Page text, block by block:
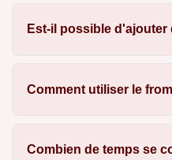
Est-il possible d'ajouter
Comment utiliser le
Combien de temps se